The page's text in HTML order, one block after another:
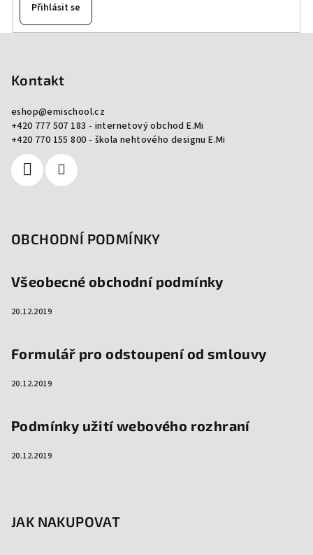
Přihlásit se
Kontakt
eshop@emischool.cz
+420 777 507 183 - internetový obchod E.Mi
+420 770 155 800 - škola nehtového designu E.Mi
OBCHODNÍ PODMÍNKY
Všeobecné obchodní podmínky
20.12.2019
Formulář pro odstoupení od smlouvy
20.12.2019
Podmínky užití webového rozhraní
20.12.2019
JAK NAKUPOVAT